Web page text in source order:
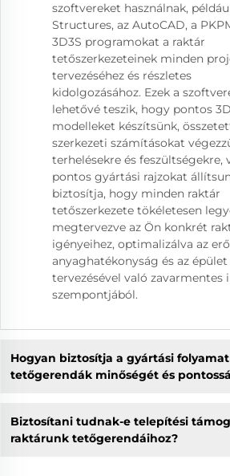
szoftvereket használnak,
Structures, az AutoCAD, a
3D3S programokat a raktár
tetőszerkezeteinek minden
tervezéséhez és részletes
kidolgozásához. Ezek a
lehetővé teszik, hogy pontos 3D
modelleket készítsünk,
szerkezeti számításokat
terhelésekre és feszültségekre,
pontos gyártási rajzokat
biztosítja, hogy minden raktár
tetőszerkezete tökéletesen
megtervezve az Ön konkrét
igényeihez, optimalizálva az
anyaghatékonyság és az épület
tervezésével való zavarmentes
szempontjából.
Hogyan biztosítja a gyártási
tetőgerendák minőségét és
Biztosítani tudnak-e telepítési
raktárunk tetőgerendáihoz?